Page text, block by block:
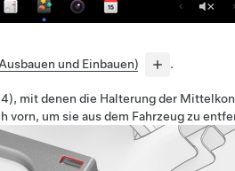
und Einbauen) .
mit denen die Halterung der
um sie aus dem Fahrzeug zu